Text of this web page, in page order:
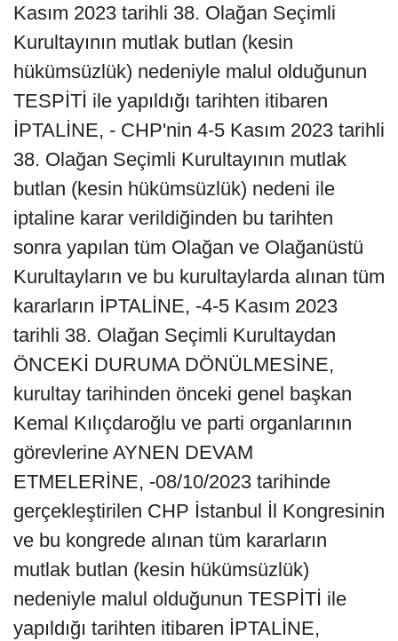
Kasım 2023 tarihli 38. Olağan Seçimli
Kurultayının mutlak butlan (kesin
hükümsüzlük) nedeniyle malul olduğunun
TESPİTİ ile yapıldığı tarihten itibaren
İPTALİNE, - CHP'nin 4-5 Kasım 2023 tarihli
38. Olağan Seçimli Kurultayının mutlak
butlan (kesin hükümsüzlük) nedeni ile
iptaline karar verildiğinden bu tarihten
sonra yapılan tüm Olağan ve Olağanüstü
Kurultayların ve bu kurultaylarda alınan tüm
kararların İPTALİNE, -4-5 Kasım 2023
tarihli 38. Olağan Seçimli Kurultaydan
ÖNCEKİ DURUMA DÖNÜLMESİNE,
kurultay tarihinden önceki genel başkan
Kemal Kılıçdaroğlu ve parti organlarının
görevlerine AYNEN DEVAM
ETMELERİNE, -08/10/2023 tarihinde
gerçekleştirilen CHP İstanbul İl Kongresinin
ve bu kongrede alınan tüm kararların
mutlak butlan (kesin hükümsüzlük)
nedeniyle malul olduğunun TESPİTİ ile
yapıldığı tarihten itibaren İPTALİNE,